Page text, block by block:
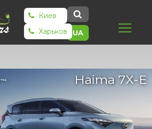
Киев
Харьков
UA
/ 7X-E Haima 7X-E